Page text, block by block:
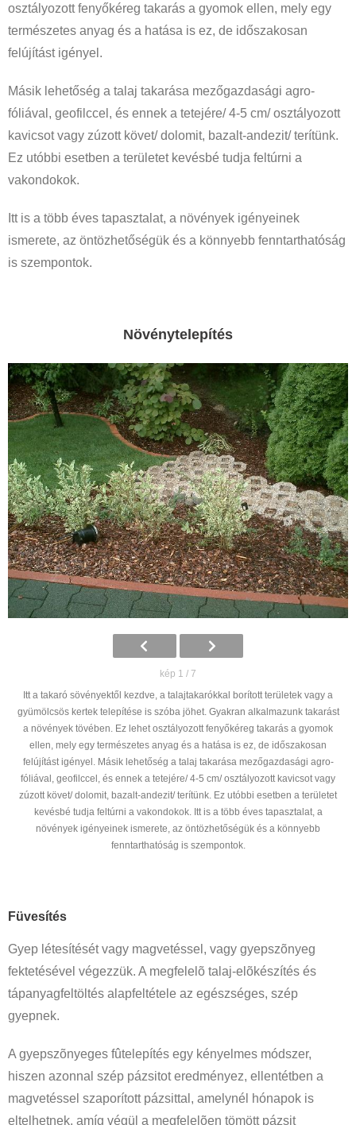
osztályozott fenyőkéreg takarás a gyomok ellen, mely egy
természetes anyag és a hatása is ez, de időszakosan
felújítást igényel.
Másik lehetőség a talaj takarása mezőgazdasági agro-
fóliával, geofilccel, és ennek a tetejére/ 4-5 cm/ osztályozott
kavicsot vagy zúzott követ/ dolomit, bazalt-andezit/ terítünk.
Ez utóbbi esetben a területet kevésbé tudja feltúrni a
vakondokok.
Itt is a több éves tapasztalat, a növények igényeinek
ismerete, az öntözhetőségük és a könnyebb fenntarthatóság
is szempontok.
Növénytelepítés
kép 1 / 7
Itt a takaró sövényektől kezdve, a talajtakarókkal borított területek vagy a
gyümölcsös kertek telepítése is szóba jöhet. Gyakran alkalmazunk takarást
a növények tövében. Ez lehet osztályozott fenyőkéreg takarás a gyomok
ellen, mely egy természetes anyag és a hatása is ez, de időszakosan
felújítást igényel. Másik lehetőség a talaj takarása mezőgazdasági agro-
fóliával, geofilccel, és ennek a tetejére/ 4-5 cm/ osztályozott kavicsot vagy
zúzott követ/ dolomit, bazalt-andezit/ terítünk. Ez utóbbi esetben a területet
kevésbé tudja feltúrni a vakondokok. Itt is a több éves tapasztalat, a
növények igényeinek ismerete, az öntözhetőségük és a könnyebb
fenntarthatóság is szempontok.
Füvesítés
Gyep létesítését vagy magvetéssel, vagy gyepszõnyeg
fektetésével végezzük. A megfelelõ talaj-elõkészítés és
tápanyagfeltöltés alapfeltétele az egészséges, szép
gyepnek.
A gyepszõnyeges fûtelepítés egy kényelmes módszer,
hiszen azonnal szép pázsitot eredményez, ellentétben a
magvetéssel szaporított pázsittal, amelynél hónapok is
eltelhetnek, amíg végül a megfelelõen tömött pázsit